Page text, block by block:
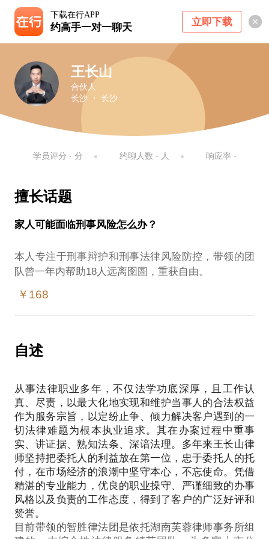
下载在行APP
约高手一对一聊天 立即下载
王长山
合伙人
长沙 ・ 长沙
学员评分 - 分 约聊人数 - 人 响应率 -
擅长话题
家人可能面临刑事风险怎么办？
本人专注于刑事辩护和刑事法律风险防控，带领的团
￥168
自述
从事法律职业多年，不仅法学功底深厚，且工作认
真、尽责，以最大化地实现和维护当事人的合法权益
作为服务宗旨，以定纷止争、倾力解决客户遇到的一
切法律难题为根本执业追求。其在办案过程中重事
实、讲证据、熟知法条、深谙法理。多年来王长山律
师坚持把委托人的利益放在第一位，忠于委托人的托
付，在市场经济的浪潮中坚守本心，不忘使命。凭借
精湛的专业能力，优良的职业操守、严谨细致的办事
风格以及负责的工作态度，得到了客户的广泛好评和
赞誉。
目前带领的智胜律法团是依托湖南芙蓉律师事务所组